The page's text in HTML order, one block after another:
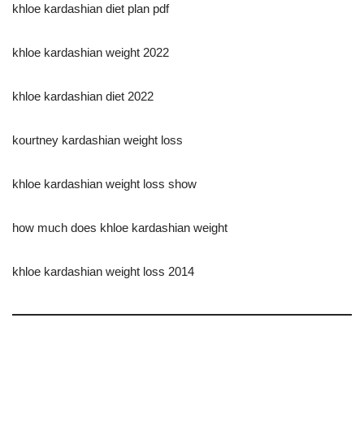
khloe kardashian diet plan pdf
khloe kardashian weight 2022
khloe kardashian diet 2022
kourtney kardashian weight loss
khloe kardashian weight loss show
how much does khloe kardashian weight
khloe kardashian weight loss 2014